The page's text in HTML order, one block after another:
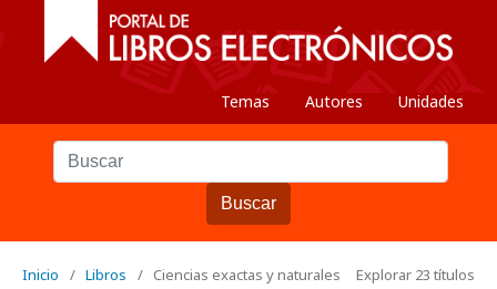
Temas Autores Unidades
Buscar
Inicio / Libros / Ciencias exactas y naturales Explorar 23 títulos